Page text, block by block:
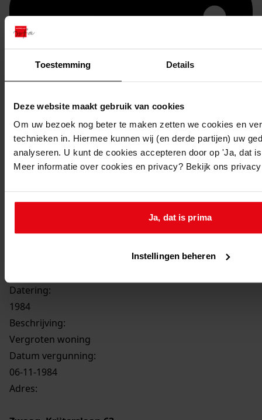
Toestemming Details
Deze website maakt gebruik van cookies
Om uw bezoek nog beter te maken zetten we cookies en
technieken in. Hiermee kunnen wij (en derde partijen) uw
analyseren. U kunt de cookies accepteren door op 'Ja, dat
Meer informatie over cookies en privacy? Bekijk ons
Ja, dat is prima
Instellingen beheren
Printen
duurzaam webadres
Datering:
1984
Beschrijving:
Vergroten woning
Datum vergunning:
06-11-1984
Adres: